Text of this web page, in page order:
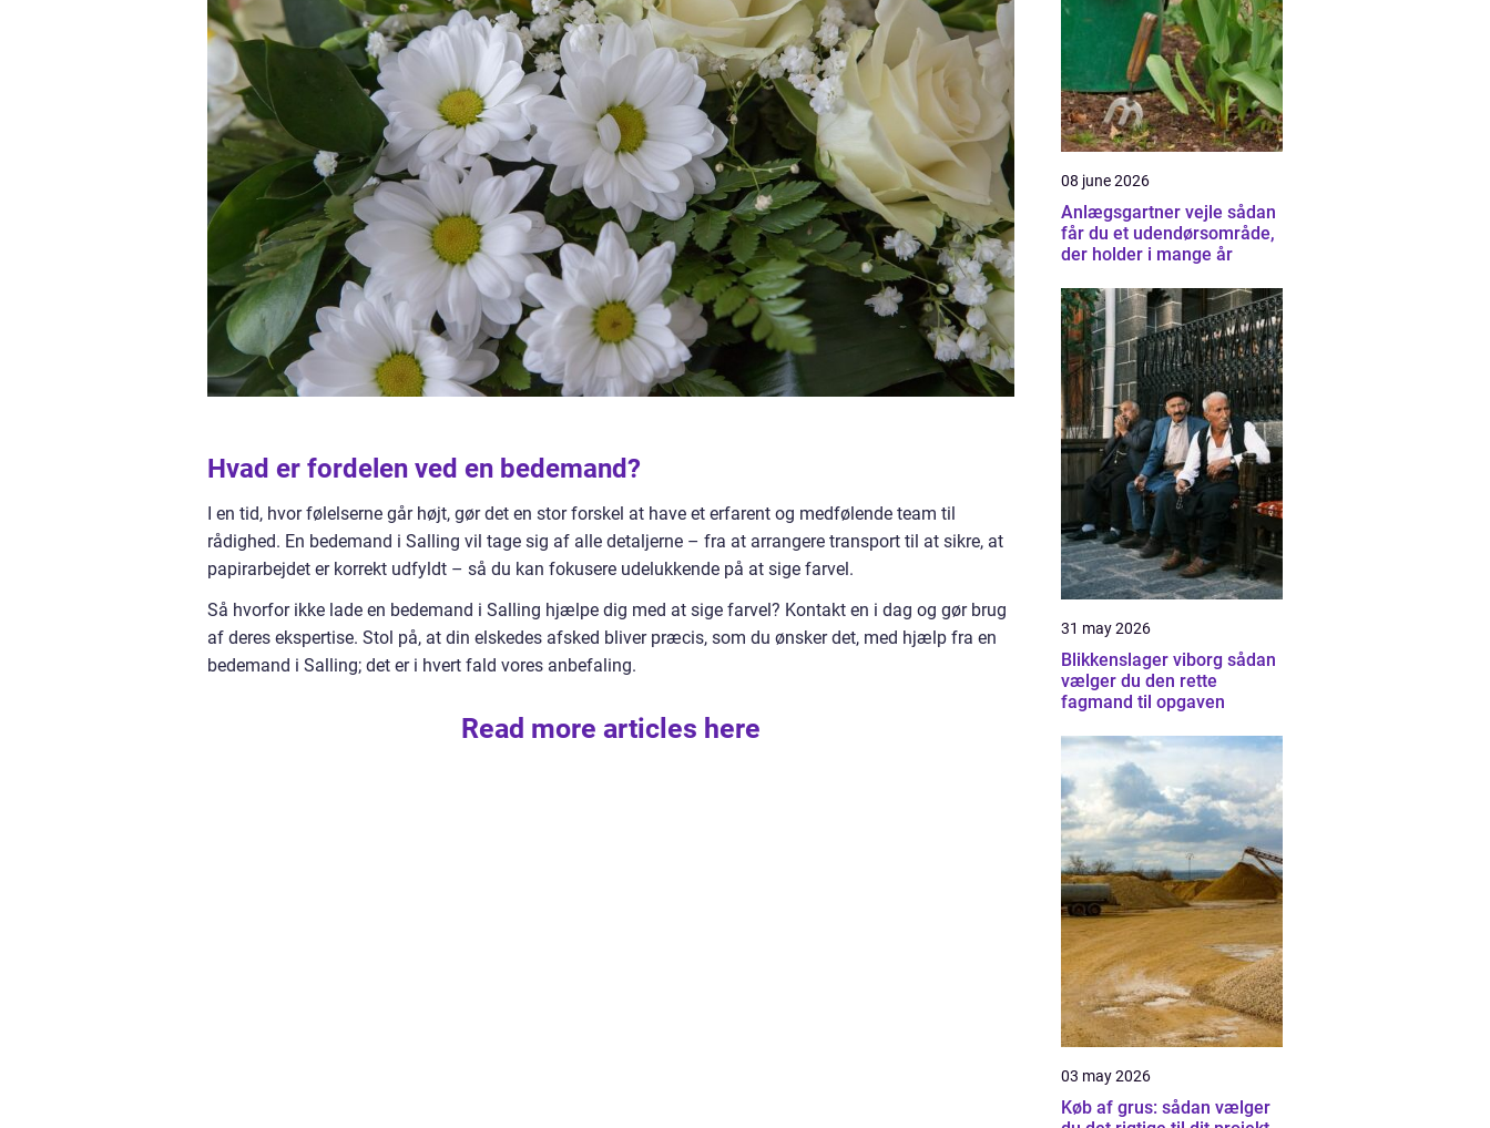
Hvad er fordelen ved en bedemand?
I en tid, hvor følelserne går højt, gør det en stor forskel at have et erfarent og medfølende team til
rådighed. En bedemand i Salling vil tage sig af alle detaljerne – fra at arrangere transport til at sikre, at
papirarbejdet er korrekt udfyldt – så du kan fokusere udelukkende på at sige farvel.
Så hvorfor ikke lade en bedemand i Salling hjælpe dig med at sige farvel? Kontakt en i dag og gør brug
af deres ekspertise. Stol på, at din elskedes afsked bliver præcis, som du ønsker det, med hjælp fra en
bedemand i Salling; det er i hvert fald vores anbefaling.
Read more articles here
08 june 2026
Anlægsgartner vejle sådan
får du et udendørsområde,
der holder i mange år
31 may 2026
Blikkenslager viborg sådan
vælger du den rette
fagmand til opgaven
03 may 2026
Køb af grus: sådan vælger